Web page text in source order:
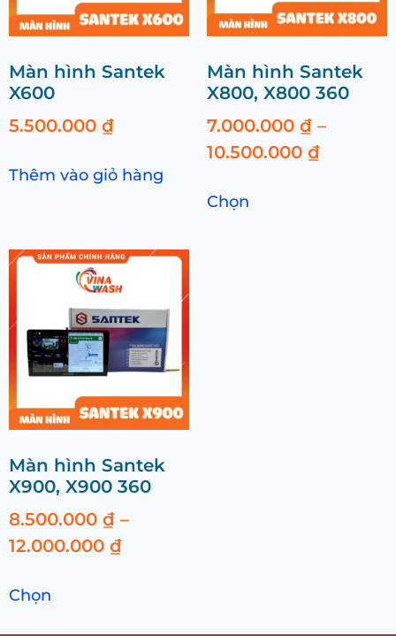
Màn hình Santek
X600
5.500.000 ₫
Thêm vào giỏ hàng
Màn hình Santek
X800, X800 360
7.000.000 ₫ –
10.500.000 ₫
Chọn
Màn hình Santek
X900, X900 360
8.500.000 ₫ –
12.000.000 ₫
Chọn